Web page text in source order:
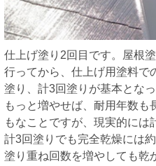
仕上げ塗り2回目です。屋根
行ってから、仕上げ用塗料で
塗り、計3回塗りが基本とな
もっと増やせば、耐用年数も
もなことですが、現実的には
計3回塗りでも完全乾燥には
塗り重ね回数を増やしても乾